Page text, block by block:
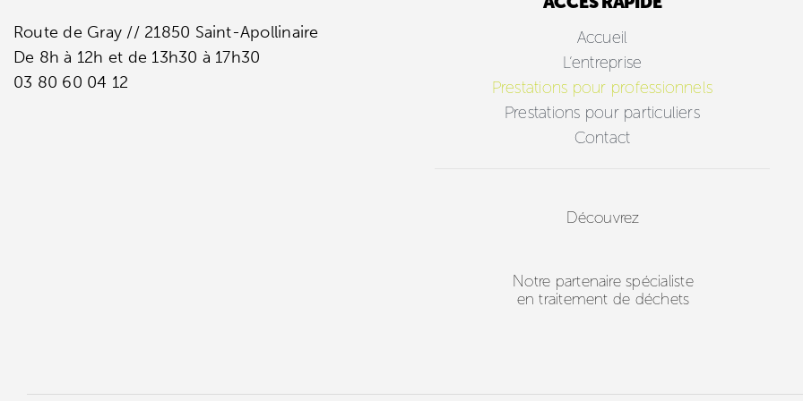
Route de Gray // 21850 Saint-Apollinaire
De 8h à 12h et de 13h30 à 17h30
03 80 60 04 12
Accueil
L’entreprise
Prestations pour professionnels
Prestations pour particuliers
Contact
Découvrez
Notre partenaire spécialiste
en traitement de déchets